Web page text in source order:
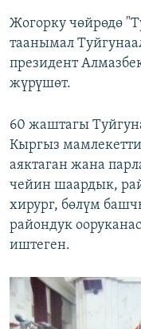
Жогорку чөйрөдө
таанымал
президент
жүрүшөт.
60 жаштагы
Кыргыз
аяктаган жана
чейин шаардык,
хирург, бөлүм
райондук
иштеген.